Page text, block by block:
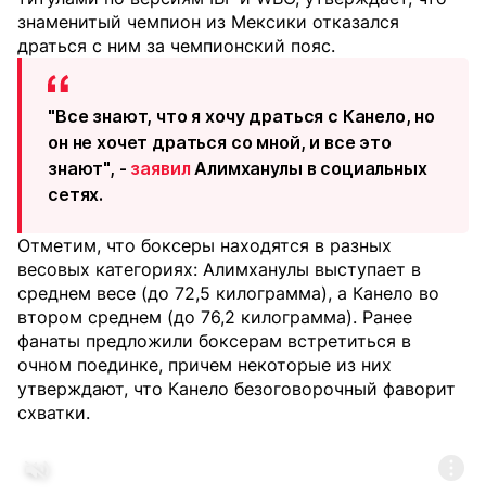
знаменитый чемпион из Мексики отказался
драться с ним за чемпионский пояс.
"Все знают, что я хочу драться с Канело, но
он не хочет драться со мной, и все это
знают", - заявил Алимханулы в социальных
сетях.
Отметим, что боксеры находятся в разных
весовых категориях: Алимханулы выступает в
среднем весе (до 72,5 килограмма), а Канело во
втором среднем (до 76,2 килограмма). Ранее
фанаты предложили боксерам встретиться в
очном поединке, причем некоторые из них
утверждают, что Канело безоговорочный фаворит
схватки.